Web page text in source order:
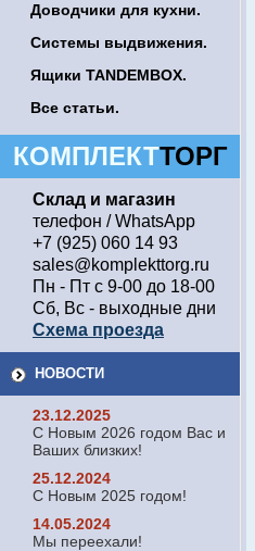
Доводчики для кухни.
Системы выдвижения.
Ящики TANDEMBOX.
Все статьи.
КОМПЛЕКТТОРГ
Склад и магазин
телефон / WhatsApp
+7 (925) 060 14 93
sales@komplekttorg.ru
Пн - Пт с 9-00 до 18-00
Сб, Вс - выходные дни
Схема проезда
НОВОСТИ
23.12.2025
С Новым 2026 годом Вас и
Ваших близких!
25.12.2024
С Новым 2025 годом!
14.05.2024
Мы переехали!